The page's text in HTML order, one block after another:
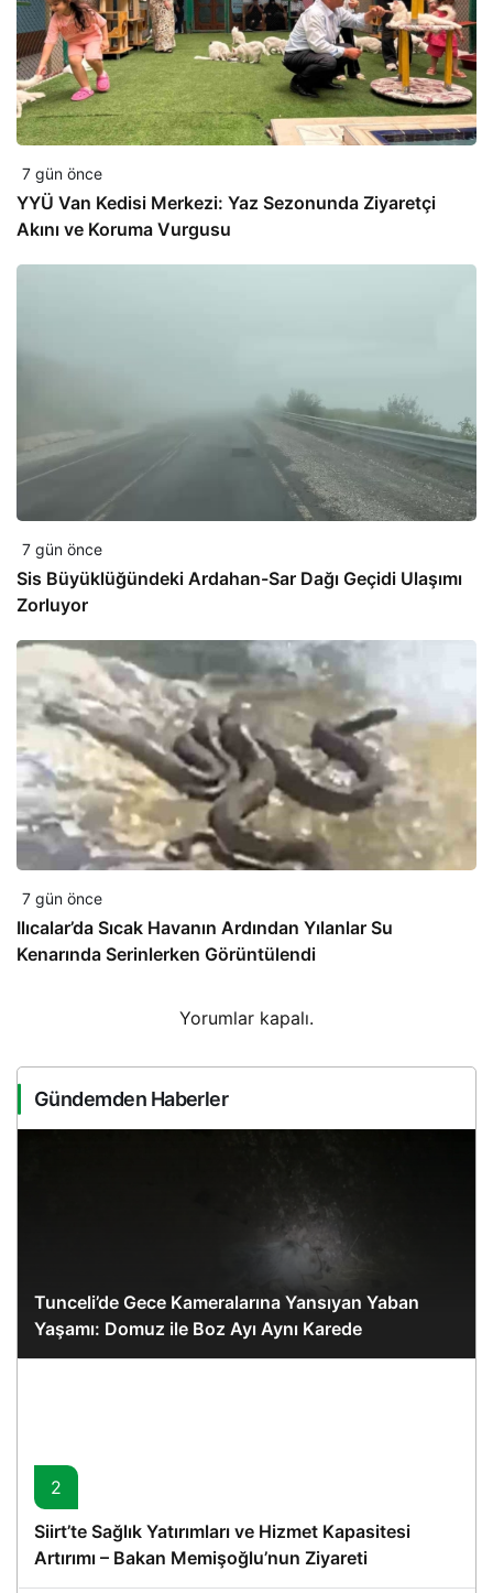
7 gün önce
YYÜ Van Kedisi Merkezi: Yaz Sezonunda Ziyaretçi
Akını ve Koruma Vurgusu
7 gün önce
Sis Büyüklüğündeki Ardahan-Sar Dağı Geçidi Ulaşımı
Zorluyor
7 gün önce
Ilıcalar’da Sıcak Havanın Ardından Yılanlar Su
Kenarında Serinlerken Görüntülendi
Yorumlar kapalı.
Gündemden Haberler
Tunceli’de Gece Kameralarına Yansıyan Yaban
Yaşamı: Domuz ile Boz Ayı Aynı Karede
2
Siirt’te Sağlık Yatırımları ve Hizmet Kapasitesi
Artırımı – Bakan Memişoğlu’nun Ziyareti